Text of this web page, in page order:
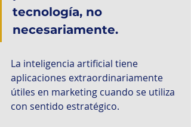
tecnología, no
necesariamente.
La inteligencia artificial tiene
aplicaciones extraordinariamente
útiles en marketing cuando se utiliza
con sentido estratégico.